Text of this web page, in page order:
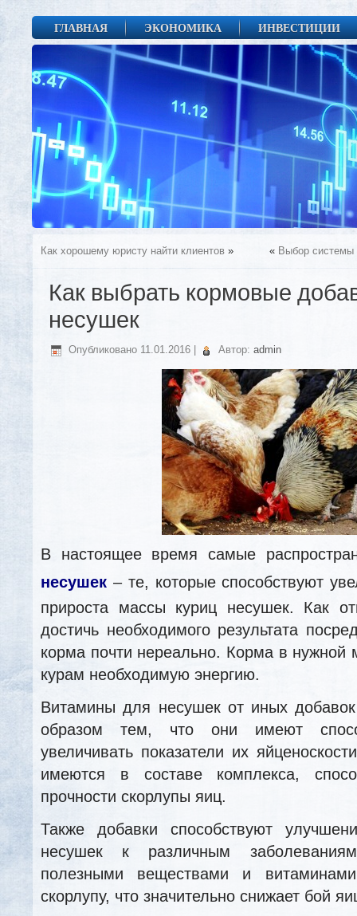
ГЛАВНАЯ ЭКОНОМИКА ИНВЕСТИЦИИ
Как хорошему юристу найти клиентов » « Выбор системы
Как выбрать кормовые
несушек
Опубликовано 11.01.2016 Автор: admin
В настоящее время самые
несушек – те, которые способствуют
прироста массы куриц несушек. Как
достичь необходимого результата
корма почти нереально. Корма в нужной
курам необходимую энергию.
Витамины для несушек от иных
образом тем, что они имеют
увеличивать показатели их
имеются в составе комплекса,
прочности скорлупы яиц.
Также добавки способствуют
несушек к различным
полезными веществами и
скорлупу, что значительно снижает бой